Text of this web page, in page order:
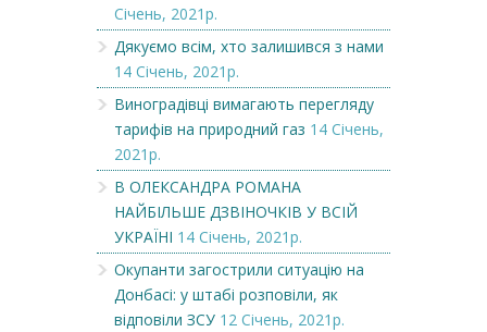
Січень, 2021р.
Дякуємо всім, хто залишився з нами
14 Січень, 2021р.
Виноградівці вимагають перегляду
тарифів на природний газ 14 Січень,
2021р.
В ОЛЕКСАНДРА РОМАНА
НАЙБІЛЬШЕ ДЗВІНОЧКІВ У ВСІЙ
УКРАЇНІ 14 Січень, 2021р.
Окупанти загострили ситуацію на
Донбасі: у штабі розповіли, як
відповіли ЗСУ 12 Січень, 2021р.